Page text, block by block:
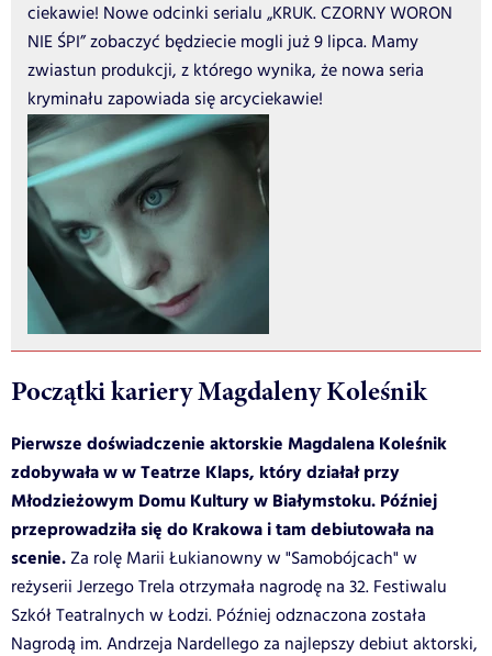
ciekawie! Nowe odcinki serialu „KRUK. CZORNY WORON
NIE ŚPI” zobaczyć będziecie mogli już 9 lipca. Mamy
zwiastun produkcji, z którego wynika, że nowa seria
kryminału zapowiada się arcyciekawie!
Początki kariery Magdaleny Koleśnik
Pierwsze doświadczenie aktorskie Magdalena Koleśnik
zdobywała w w Teatrze Klaps, który działał przy
Młodzieżowym Domu Kultury w Białymstoku. Później
przeprowadziła się do Krakowa i tam debiutowała na
scenie.Za rolę Marii Łukianowny w "Samobójcach" w
reżyserii Jerzego Trela otrzymała nagrodę na 32. Festiwalu
Szkół Teatralnych w Łodzi. Później odznaczona została
Nagrodą im. Andrzeja Nardellego za najlepszy debiut aktorski,